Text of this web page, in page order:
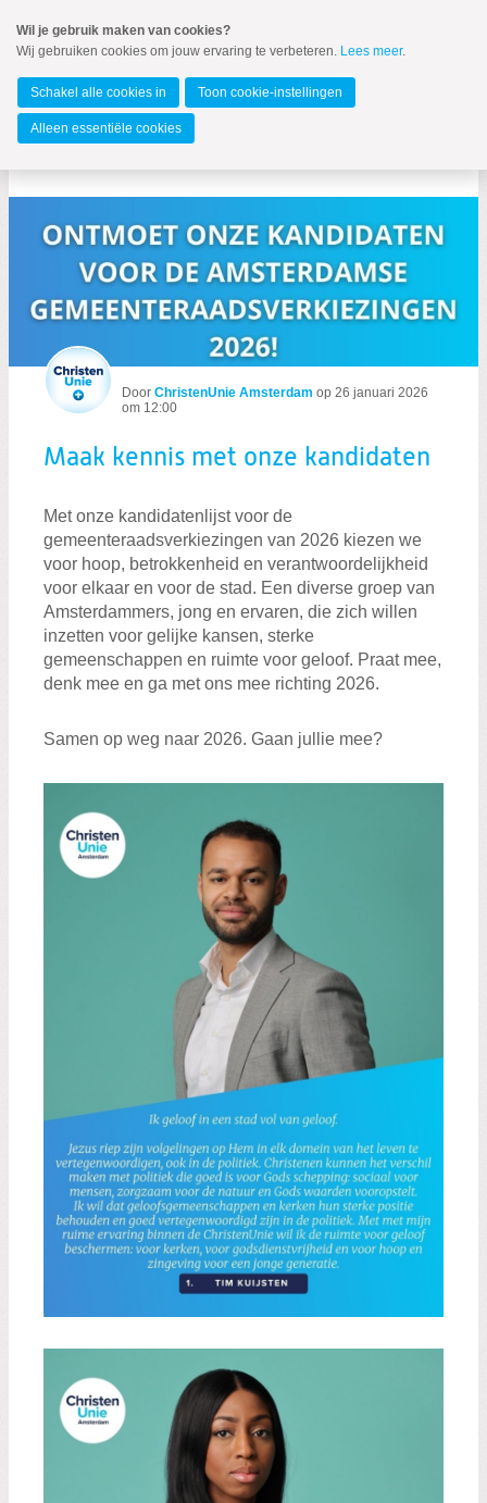
naar
Spring
de
inhoud
Spring
naar
Amsterdam
MENU
Zoeken:
Door ChristenUnie Amsterdam op 26 januari 2026
om 12:00
Maak kennis met onze kandidaten
Met onze kandidatenlijst voor de
gemeenteraadsverkiezingen van 2026 kiezen we
voor hoop, betrokkenheid en verantwoordelijkheid
voor elkaar en voor de stad. Een diverse groep van
Amsterdammers, jong en ervaren, die zich willen
inzetten voor gelijke kansen, sterke
gemeenschappen en ruimte voor geloof. Praat mee,
denk mee en ga met ons mee richting 2026.
Samen op weg naar 2026. Gaan jullie mee?
Wil je gebruik maken van cookies?
Wij gebruiken cookies om jouw ervaring te verbeteren. Lees meer.
Schakel alle cookies in Toon cookie-instellingen
Alleen essentiële cookies